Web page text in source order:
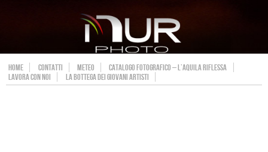
HOME CONTATTI METEO
CATALOGO FOTOGRAFICO – L’AQUILA RIFLESSA
LAVORA CON NOI
LA BOTTEGA DEI GIOVANI ARTISTI